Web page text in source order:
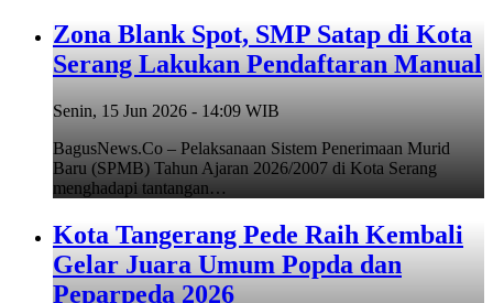
Zona Blank Spot, SMP Satap di Kota
Serang Lakukan Pendaftaran Manual
Senin, 15 Jun 2026 - 14:09 WIB
BagusNews.Co – Pelaksanaan Sistem Penerimaan Murid
Baru (SPMB) Tahun Ajaran 2026/2007 di Kota Serang
menghadapi tantangan…
Kota Tangerang Pede Raih Kembali
Gelar Juara Umum Popda dan
Peparpeda 2026